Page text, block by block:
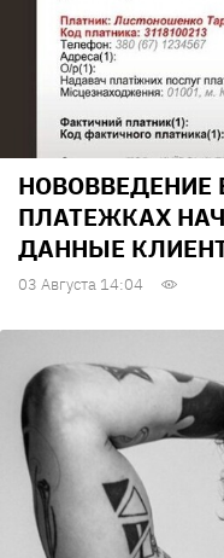
НОВОВВЕДЕНИЕ
ПЛАТЕЖКАХ
ДАННЫЕ
03 Августа 14:04